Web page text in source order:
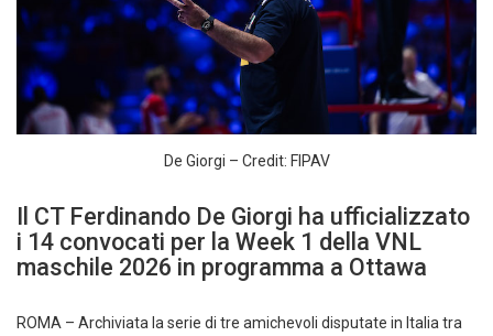
De Giorgi – Credit: FIPAV
Il CT Ferdinando De Giorgi ha ufficializzato
i 14 convocati per la Week 1 della VNL
maschile 2026 in programma a Ottawa
ROMA – Archiviata la serie di tre amichevoli disputate in Italia tra